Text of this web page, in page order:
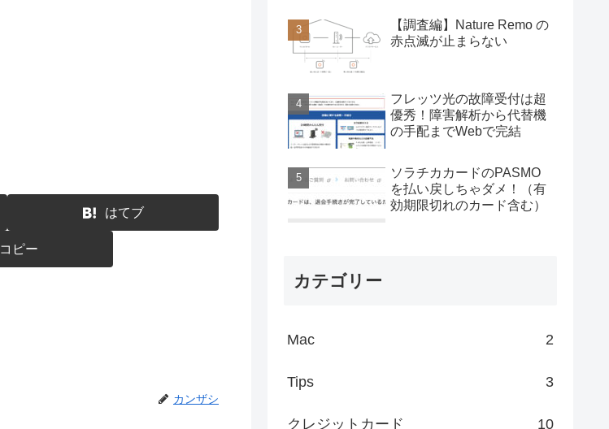
はてブ
コピー
カンザシ
【調査編】Nature Remo の
赤点滅が止まらない
フレッツ光の故障受付は超
優秀！障害解析から代替機
の手配までWebで完結
ソラチカカードのPASMO
を払い戻しちゃダメ！（有
効期限切れのカード含む）
カテゴリー
Mac 2
Tips 3
クレジットカード 10